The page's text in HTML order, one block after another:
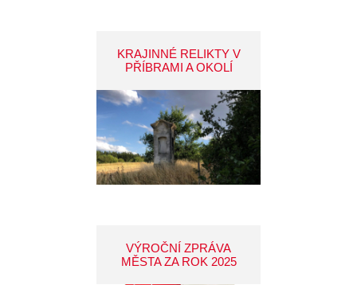
KRAJINNÉ RELIKTY V
PŘÍBRAMI A OKOLÍ
VÝROČNÍ ZPRÁVA
MĚSTA ZA ROK 2025